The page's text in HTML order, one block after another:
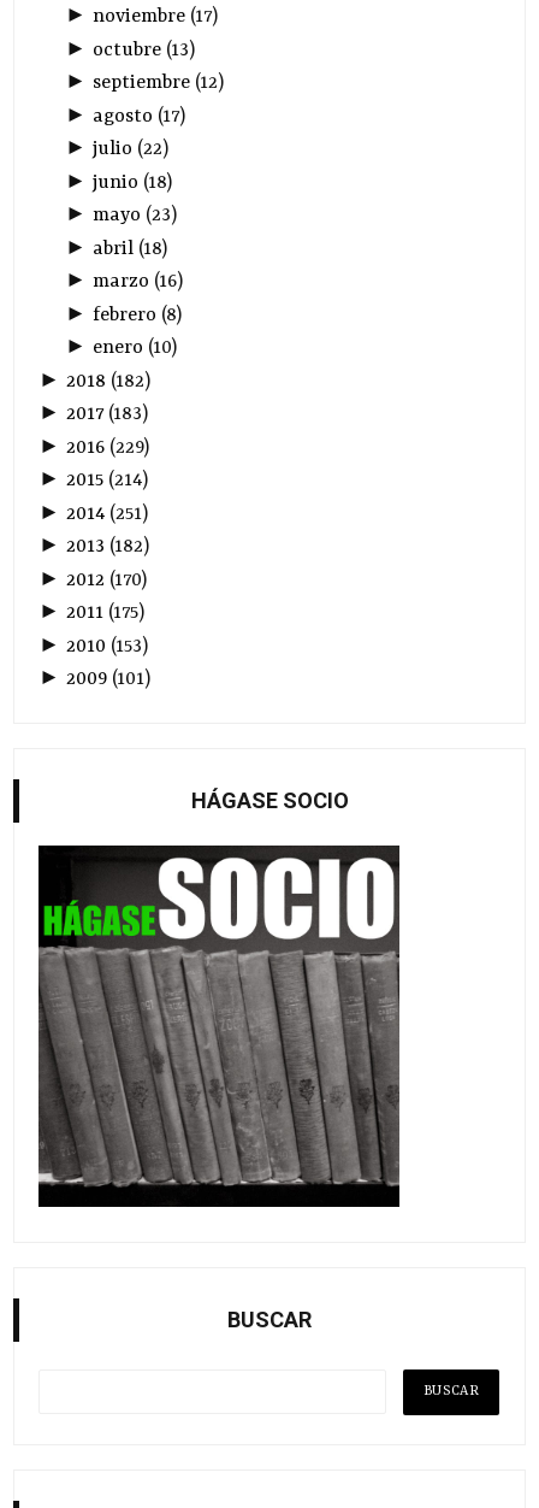
► noviembre(17)
► octubre(13)
► septiembre(12)
► agosto (17)
► julio (22)
► junio (18)
► mayo (23)
► abril(18)
► marzo (16)
► febrero (8)
► enero (10)
► 2018 (182)
►2017(183)
► 2016 (229)
►2015 (214)
► 2014 (251)
►2013 (182)
► 2012 (170)
►2011 (175)
► 2010 (153)
►2009 (101)
HÁGASE SOCIO
BUSCAR